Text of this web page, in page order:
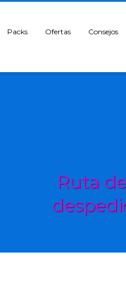
Packs Ofertas Consejos
Ruta